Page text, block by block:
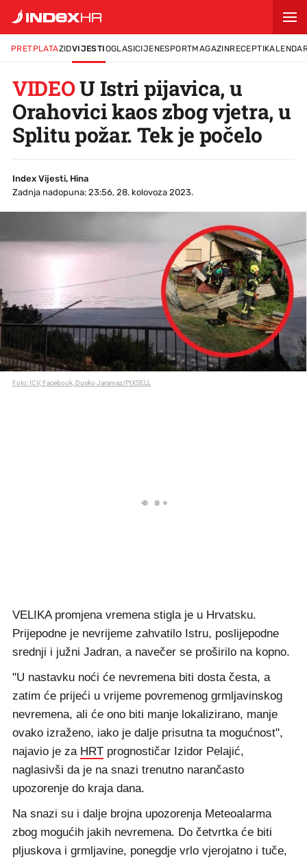
PRETPLATAZIDVIJESTIOGLASICIJENESPORTMAGAZINRECEPTI
VIDEOU Istri pijavica, u
Orahovici kaos zbog vjetra, u
Splitu požar. Tek je počelo
Index Vijesti, Hina
Zadnja nadopuna: 23:56, 28. kolovoza 2023.
Foto: ICV, Facebook, Dusko Jaramaz/PIXSELL
VELIKA promjena vremena stigla je u Hrvatsku.
Prijepodne je nevrijeme zahvatilo Istru, poslijepodne
srednji i južni Jadran, a navečer se proširilo na kopno.
"U nastavku noći će nevremena biti dosta česta, a
zatim će prijeći u vrijeme povremenog grmljavinskog
nevremena, ali će ono biti manje lokalizirano, manje
ovako izraženo, iako je dalje prisutna ta mogućnost",
najavio je za HRT prognostičar Izidor Pelajić,
naglasivši da je na snazi trenutno narančasto
upozorenje do kraja dana.
Na snazi su i dalje brojna upozorenja Meteoalarma
zbog mogućih jakih nevremena. Do četvrtka će biti
pljuskova i grmljavine, ponegdje vrlo vjerojatno i tuče,